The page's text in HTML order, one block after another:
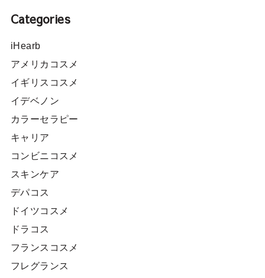
Categories
iHearb
アメリカコスメ
イギリスコスメ
イデベノン
カラーセラピー
キャリア
コンビニコスメ
スキンケア
デパコス
ドイツコスメ
ドラコス
フランスコスメ
フレグランス